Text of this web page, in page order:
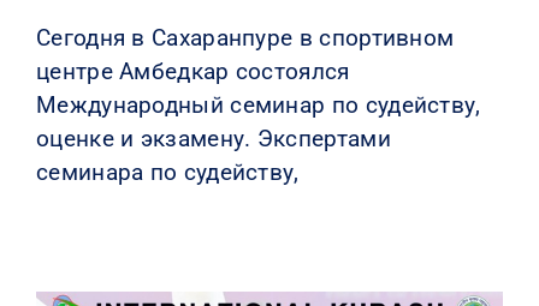
Сегодня в Сахаранпуре в спортивном
центре Амбедкар состоялся
Международный семинар по судейству,
оценке и экзамену. Экспертами
семинара по судейству,